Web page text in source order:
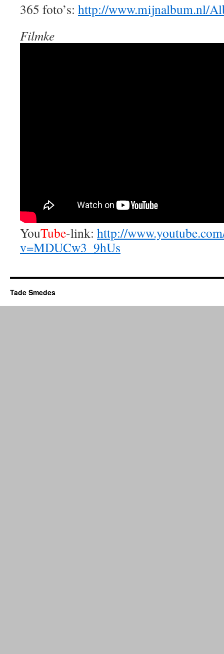
365 foto’s: http://www.mijnalbum.nl/
Filmke
YouTube-link: http://
v=MDUCw3_9hUs
Tade Smedes